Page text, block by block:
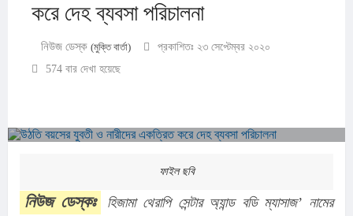
করে দেহ ব্যবসা পরিচালনা
নিউজ ডেস্ক (মুক্তি বার্তা)
প্রকাশিতঃ ২৩ সেপ্টেম্বর ২০২০
574 বার দেখা হয়েছে
ফাইল ছবি
নিউজ ডেস্কঃ
হিজামা থেরাপি সেন্টার অ্যান্ড বডি ম্যাসাজ’ নামের